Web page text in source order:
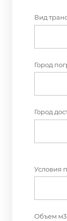
Вид
Город
Город
Условия
Объем м3